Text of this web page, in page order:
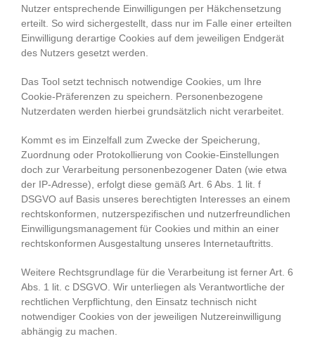
Nutzer entsprechende Einwilligungen per Häkchensetzung
erteilt. So wird sichergestellt, dass nur im Falle einer erteilten
Einwilligung derartige Cookies auf dem jeweiligen Endgerät
des Nutzers gesetzt werden.
Das Tool setzt technisch notwendige Cookies, um Ihre
Cookie-Präferenzen zu speichern. Personenbezogene
Nutzerdaten werden hierbei grundsätzlich nicht verarbeitet.
Kommt es im Einzelfall zum Zwecke der Speicherung,
Zuordnung oder Protokollierung von Cookie-Einstellungen
doch zur Verarbeitung personenbezogener Daten (wie etwa
der IP-Adresse), erfolgt diese gemäß Art. 6 Abs. 1 lit. f
DSGVO auf Basis unseres berechtigten Interesses an einem
rechtskonformen, nutzerspezifischen und nutzerfreundlichen
Einwilligungsmanagement für Cookies und mithin an einer
rechtskonformen Ausgestaltung unseres Internetauftritts.
Weitere Rechtsgrundlage für die Verarbeitung ist ferner Art. 6
Abs. 1 lit. c DSGVO. Wir unterliegen als Verantwortliche der
rechtlichen Verpflichtung, den Einsatz technisch nicht
notwendiger Cookies von der jeweiligen Nutzereinwilligung
abhängig zu machen.